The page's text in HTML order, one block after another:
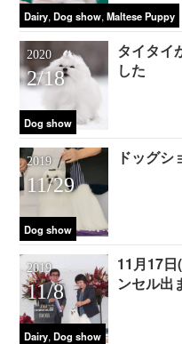
Dairy,Dog show,Maltese Puppy
2020
2/18
タイタイ
した
Dog show
2019
11/29
ドッグシ
Dog show
2019
11/8
11月17
ンセル出
Dairy,Dog show